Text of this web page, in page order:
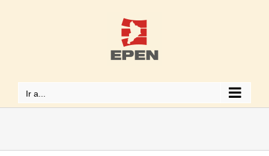
Ir a...